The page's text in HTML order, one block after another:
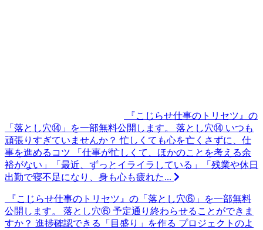
『こじらせ仕事のトリセツ』の
「落とし穴⑭」を一部無料公開します。
落とし穴⑭ いつも
頑張りすぎていませんか？ 忙しくても心を亡くさずに、仕
事を進めるコツ 「仕事が忙しくて、ほかのことを考える余
裕がない」「最近、ずっとイライラしている」「残業や休日
出勤で寝不足になり、身も心も疲れた...
『こじらせ仕事のトリセツ』の「落とし穴⑥」を一部無料
公開します。
落とし穴⑥ 予定通り終わらせることができま
すか？ 進捗確認できる「目盛り」を作る プロジェクトのよ